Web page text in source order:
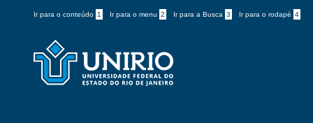
Ir para o conteúdo 1 Ir para o menu 2 Ir para a Busca 3 Ir para o rodapé 4